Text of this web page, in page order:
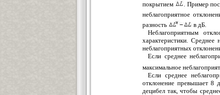
покрытием
. Пример
неблагоприятное
разность
в дБ.
Неблагоприятным
характеристики.
неблагоприятных
Если среднее
максимальное
Если среднее
отклонение превышает 8
децибел так, чтобы